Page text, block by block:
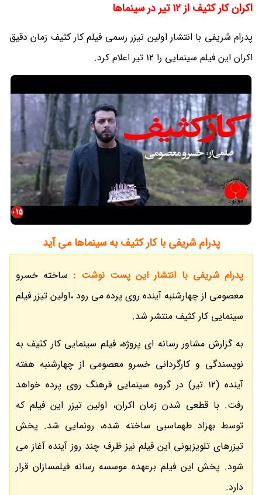
اکران کار کثیف از 12 تیر در سینماها
پدرام شریفی با انتشار اولین تیزر رسمی فیلم کار کثیف زمان دقیق
اکران این فیلم سینمایی را 12 تیر اعلام کرد.
پدرام شریفی با کار کثیف به سینماها می آید
پدرام شریفی با انتشار این پست نوشت : ساخته خسرو
معصومی از چهارشنبه آینده روی پرده می رود ،اولین تیزر فیلم
سینمایی کار کثیف منتشر شد.
به گزارش مشاور رسانه ای پروژه، فیلم سینمایی کار کثیف به
نویسندگی و کارگردانی خسرو معصومی از چهارشنبه هفته
آینده (12 تیر) در گروه سینمایی فرهنگ روی پرده خواهد
رفت. با قطعی شدن زمان اکران، اولین تیزر این فیلم که
توسط بهزاد طهماسبی ساخته شده، رونمایی شد. پخش
تیزرهای تلویزیونی این فیلم نیز ظرف چند روز آینده آغاز می
شود. پخش این فیلم برعهده موسسه رسانه فیلمسازان قرار
دارد.